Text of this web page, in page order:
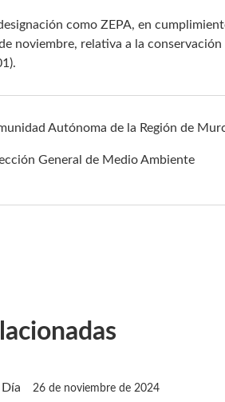
como ZEPA, en
noviembre, relativa a la
Autónoma de la Región de
General de Medio Ambiente
26 de noviembre de 2024